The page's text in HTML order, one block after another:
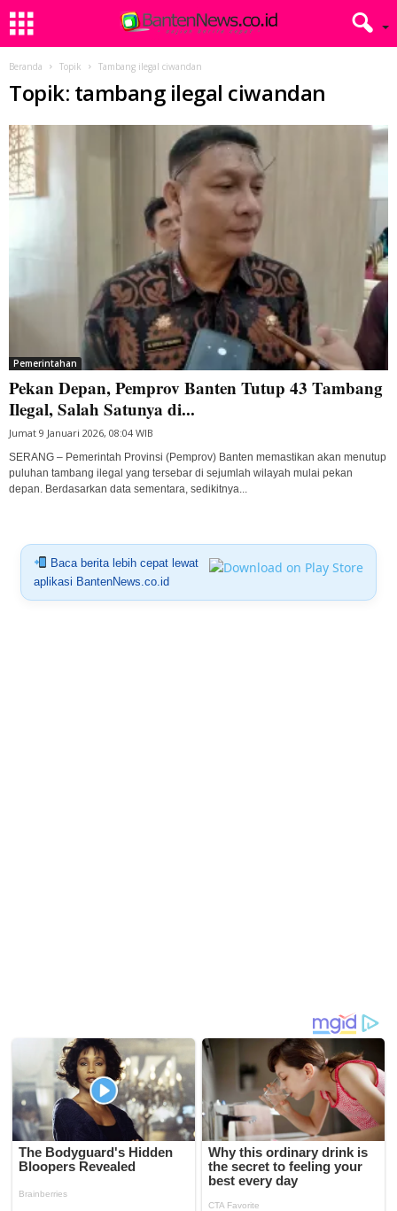
Beranda Topik Tambang ilegal ciwandan
Topik: tambang ilegal ciwandan
Pemerintahan
Pekan Depan, Pemprov Banten Tutup 43 Tambang
Ilegal, Salah Satunya di...
Jumat 9 Januari 2026, 08:04 WIB
SERANG – Pemerintah Provinsi (Pemprov) Banten memastikan akan menutup
puluhan tambang ilegal yang tersebar di sejumlah wilayah mulai pekan
depan. Berdasarkan data sementara, sedikitnya...
Baca berita lebih cepat lewat
aplikasi BantenNews.co.id